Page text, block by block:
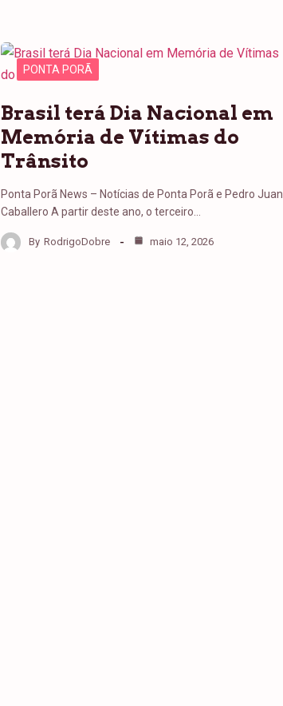
PONTA PORÃ
Brasil terá Dia Nacional em
Memória de Vítimas do
Trânsito
Ponta Porã News – Notícias de Ponta Porã e Pedro Juan
Caballero A partir deste ano, o terceiro…
By RodrigoDobre maio 12, 2026